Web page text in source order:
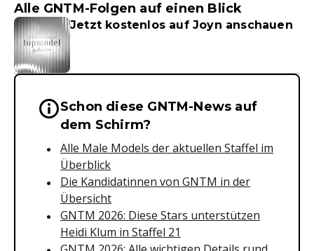
Alle GNTM-Folgen auf einen Blick
Jetzt kostenlos auf Joyn anschauen
Wichtige Hinweise &
Schon diese GNTM-News auf
dem Schirm?
Alle Male Models der aktuellen Staffel im
Überblick
Die Kandidatinnen von GNTM in der
Übersicht
GNTM 2026: Diese Stars unterstützen
Heidi Klum in Staffel 21